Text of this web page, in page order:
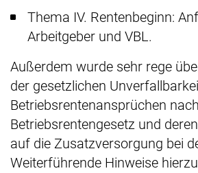
Thema IV. Rentenbeginn:
Arbeitgeber und VBL.
Außerdem wurde sehr rege
der gesetzlichen
Betriebsrentenansprüchen
Betriebsrentengesetz und
auf die Zusatzversorgung bei
Weiterführende Hinweise